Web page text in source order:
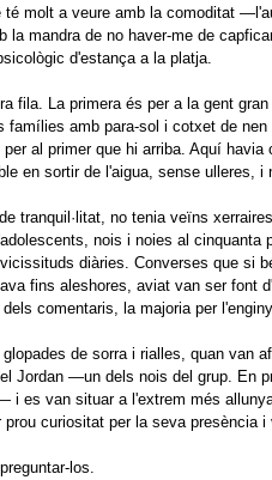
té molt a veure amb la comoditat
mandra de no haver-me de capficar
d'estança a la platja.
fila. La primera és per a la gent
famílies amb para-sol i cotxet de
al primer que hi arriba. Aquí havia
en sortir de l'aigua, sense ulleres, i
tranquil·litat, no tenia veïns
nois i noies al cinquanta
diàries. Converses que si
fins aleshores, aviat van ser font
comentaris, la majoria per
de sorra i rialles, quan van
Jordan —un dels nois del grup. En
es van situar a l'extrem més
curiositat per la seva presència i
los.